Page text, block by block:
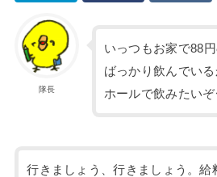
隊長
いっつもお家で88
ばっかり飲んでい
ホールで飲みたい
行きましょう、行きましょう。給